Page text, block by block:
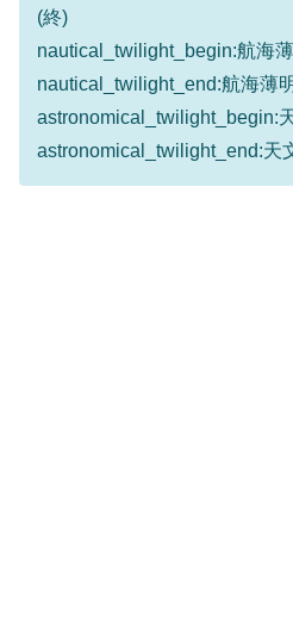
(終)
nautical_twilight_begin:航海
nautical_twilight_end:航海薄
astronomical_twilight_begin:
astronomical_twilight_end:天